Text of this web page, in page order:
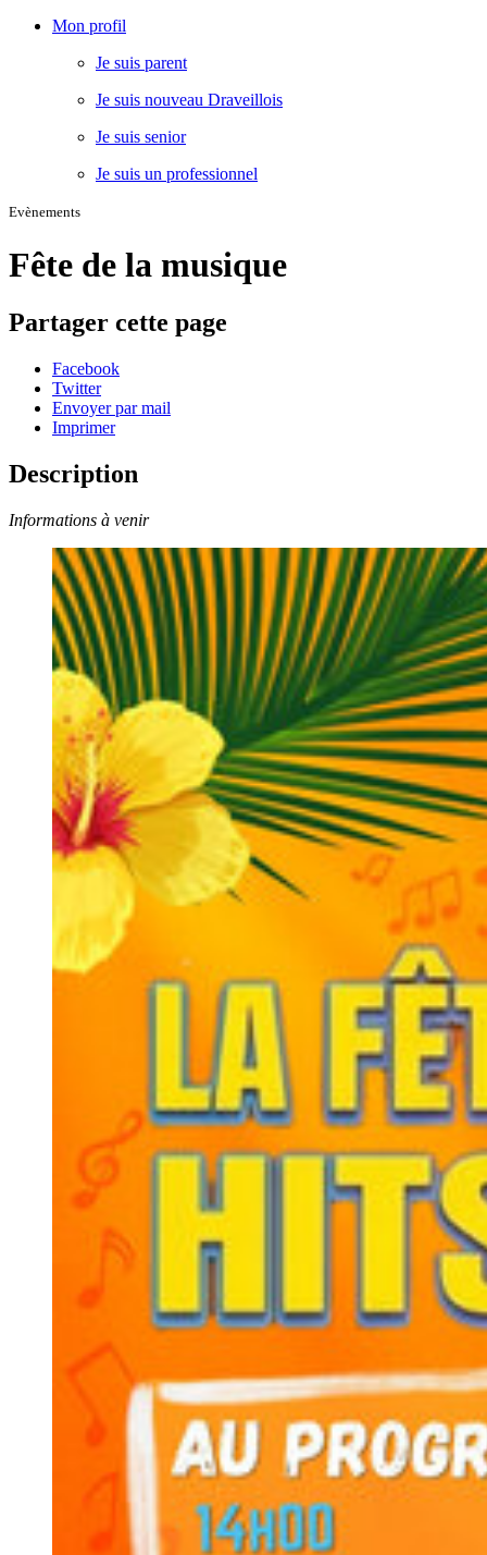
Mon profil
Je suis parent
Je suis nouveau Draveillois
Je suis senior
Je suis un professionnel
Evènements
Fête de la musique
Partager cette page
Facebook
Twitter
Envoyer par mail
Imprimer
Description
Informations à venir